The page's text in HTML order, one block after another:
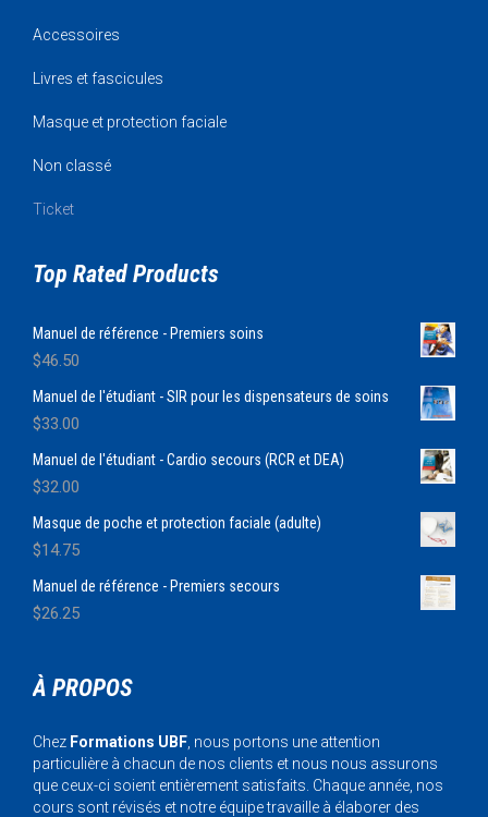
Accessoires
Livres et fascicules
Masque et protection faciale
Non classé
Ticket
Top Rated Products
Manuel de référence - Premiers soins
$46.50
Manuel de l'étudiant - SIR pour les dispensateurs de soins
$33.00
Manuel de l'étudiant - Cardio secours (RCR et DEA)
$32.00
Masque de poche et protection faciale (adulte)
$14.75
Manuel de référence - Premiers secours
$26.25
À PROPOS
Chez Formations UBF , nous portons une attention
particulière à chacun de nos clients et nous nous assurons
que ceux-ci soient entièrement satisfaits. Chaque année, nos
cours sont révisés et notre équipe travaille à élaborer des